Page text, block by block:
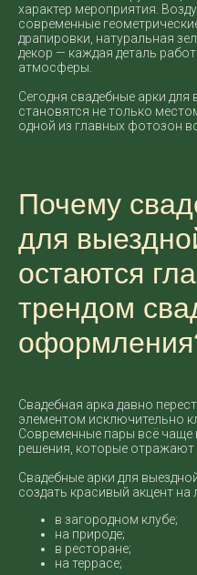
характер мероприятия.
современные
драпировки, натуральная
декор — каждая деталь
атмосферы.
Сегодня свадебные арки
становятся не только
одной из главных фотозон
Почему
для
остаются
трендом
Свадебная арка давно
элементом исключительно
Современные пары всё
решения, которые отражают
Свадебные арки для
создать красивый акцент
в загородном клубе;
на природе;
в ресторане;
на террасе;